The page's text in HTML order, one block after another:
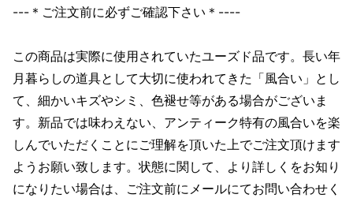
---＊ご注文前に必ずご確認下さい＊----
この商品は実際に使用されていたユーズド品です。長い年
月暮らしの道具として大切に使われてきた「風合い」とし
て、細かいキズやシミ、色褪せ等がある場合がございま
す。新品では味わえない、アンティーク特有の風合いを楽
しんでいただくことにご理解を頂いた上でご注文頂けます
ようお願い致します。状態に関して、より詳しくをお知り
になりたい場合は、ご注文前にメールにてお問い合わせく